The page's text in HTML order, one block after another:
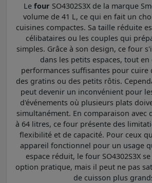
Le four SO4302S3X de la marque
volume de 41 L, ce qui en fait un
cuisines compactes. Sa taille réduite
célibataires ou les couples qui
simples. Grâce à son design, ce four
dans les petits espaces, tout
performances suffisantes pour cuire
des gratins ou des petits rôtis.
peut devenir un inconvénient pour
d'événements où plusieurs plats
simultanément. En comparaison avec
à 64 litres, ce four présente des
flexibilité et de capacité. Pour ceux
appareil fonctionnel pour un usage
espace réduit, le four SO4302S3X
option pratique, mais il peut ne pas
de cuisson plus